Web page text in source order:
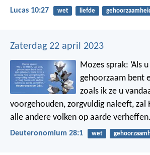
Lucas 10:27 wet liefde
Zaterdag 22 april 2023
Mozes sprak: ‘Als
gehoorzaam bent
zoals ik ze u
voorgehouden, zorgvuldig naleeft, zal
alle andere volken op aarde
Deuteronomium 28:1 wet